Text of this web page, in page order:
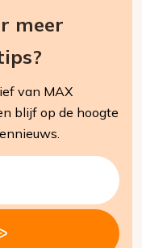
meer
van MAX
blijf op de hoogte